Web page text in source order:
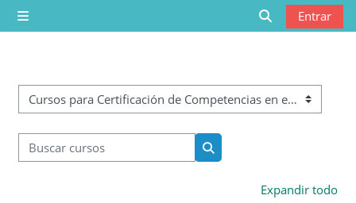
Saltar al contenido principal
Panel lateral
Selector de
Entrar
Categorías
Buscar cursos
Buscar cursos
Expandir todo